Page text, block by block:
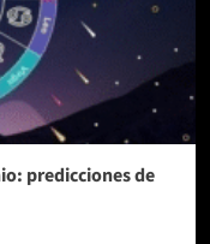
predicciones de